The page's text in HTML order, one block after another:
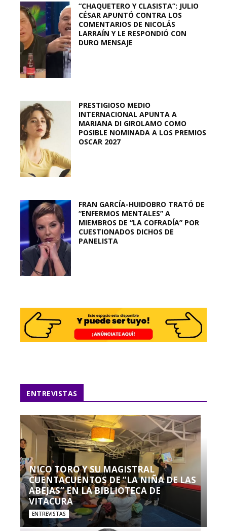
“CHAQUETERO Y CLASISTA”: JULIO
CÉSAR APUNTÓ CONTRA LOS
COMENTARIOS DE NICOLÁS
LARRAÍN Y LE RESPONDIÓ CON
DURO MENSAJE
PRESTIGIOSO MEDIO
INTERNACIONAL APUNTA A
MARIANA DI GIROLAMO COMO
POSIBLE NOMINADA A LOS PREMIOS
OSCAR 2027
FRAN GARCÍA-HUIDOBRO TRATÓ DE
“ENFERMOS MENTALES” A
MIEMBROS DE “LA COFRADÍA” POR
CUESTIONADOS DICHOS DE
PANELISTA
ENTREVISTAS
NICO TORO Y SU MAGISTRAL
CUENTACUENTOS DE “LA NIÑA DE LAS
ABEJAS” EN LA BIBLIOTECA DE
VITACURA
ENTREVISTAS